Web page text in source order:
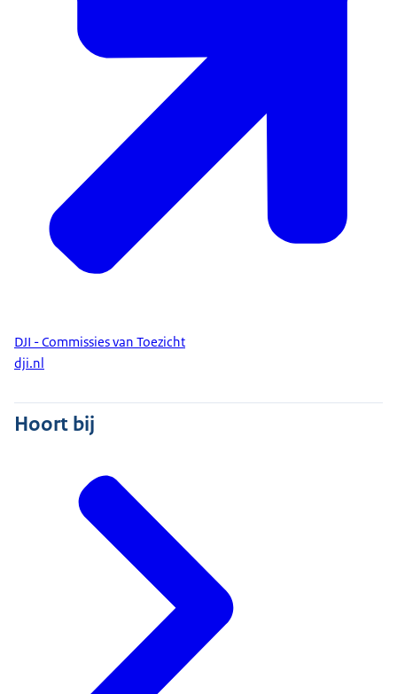
DJI - Commissies van Toezicht
dji.nl
Hoort bij